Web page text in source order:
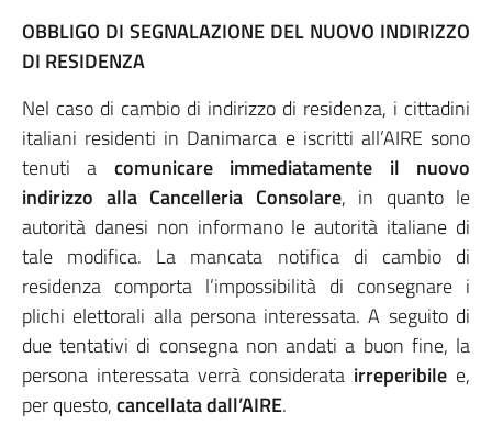
OBBLIGO DI SEGNALAZIONE DEL NUOVO INDIRIZZO
DI RESIDENZA
Nel caso di cambio di indirizzo di residenza, i cittadini
italiani residenti in Danimarca e iscritti all’AIRE sono
tenuti a comunicare immediatamente il nuovo
indirizzo alla Cancelleria Consolare, in quanto le
autorità danesi non informano le autorità italiane di
tale modifica. La mancata notifica di cambio di
residenza comporta l’impossibilità di consegnare i
plichi elettorali alla persona interessata. A seguito di
due tentativi di consegna non andati a buon fine, la
persona interessata verrà considerata irreperibile e,
per questo,cancellata dall’AIRE.